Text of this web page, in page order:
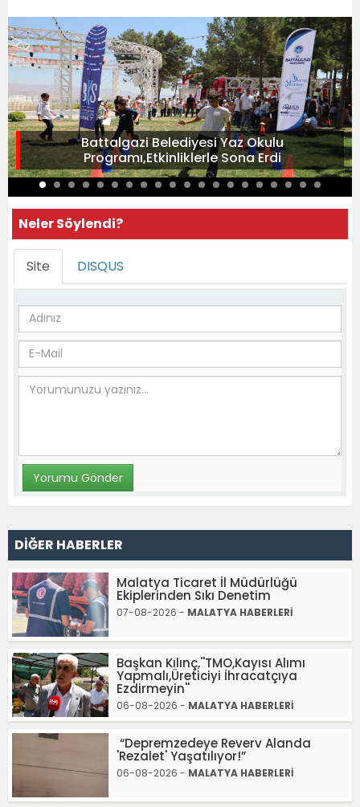
Battalgazi Belediyesi Yaz Okulu
Programı,Etkinliklerle Sona Erdi
Neler Söylendi?
Site DISQUS
DİĞER HABERLER
Malatya Ticaret İl Müdürlüğü
Ekiplerinden Sıkı Denetim
07-08-2026 - MALATYA HABERLERİ
Başkan Kılınç,''TMO,Kayısı Alımı
Yapmalı,Üreticiyi İhracatçıya
Ezdirmeyin''
06-08-2026 - MALATYA HABERLERİ
“Depremzedeye Reverv Alanda
'Rezalet' Yaşatılıyor!”
06-08-2026 - MALATYA HABERLERİ